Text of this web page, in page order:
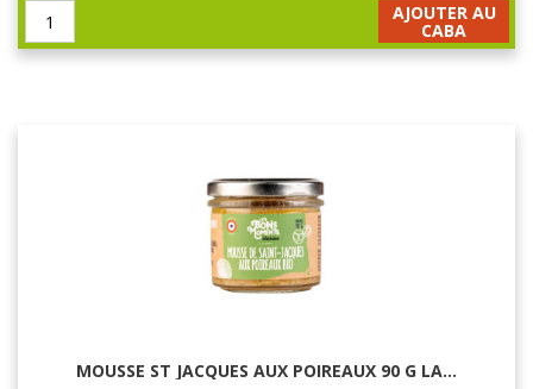
AJOUTER AU
CABA
MOUSSE ST JACQUES AUX POIREAUX 90 G LA...